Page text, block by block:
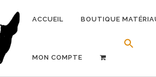
ACCUEIL BOUTIQUE
MON COMPTE